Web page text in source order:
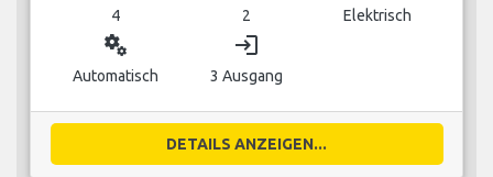
4 2 Elektrisch
miscellaneous_services
Automatisch
login
3 Ausgang
DETAILS ANZEIGEN...